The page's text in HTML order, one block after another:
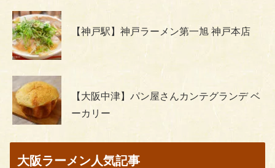
【神戸駅】神戸ラーメン第一旭 神戸本店
【大阪中津】パン屋さんカンテグランデ ベ
ーカリー
大阪ラーメン人気記事